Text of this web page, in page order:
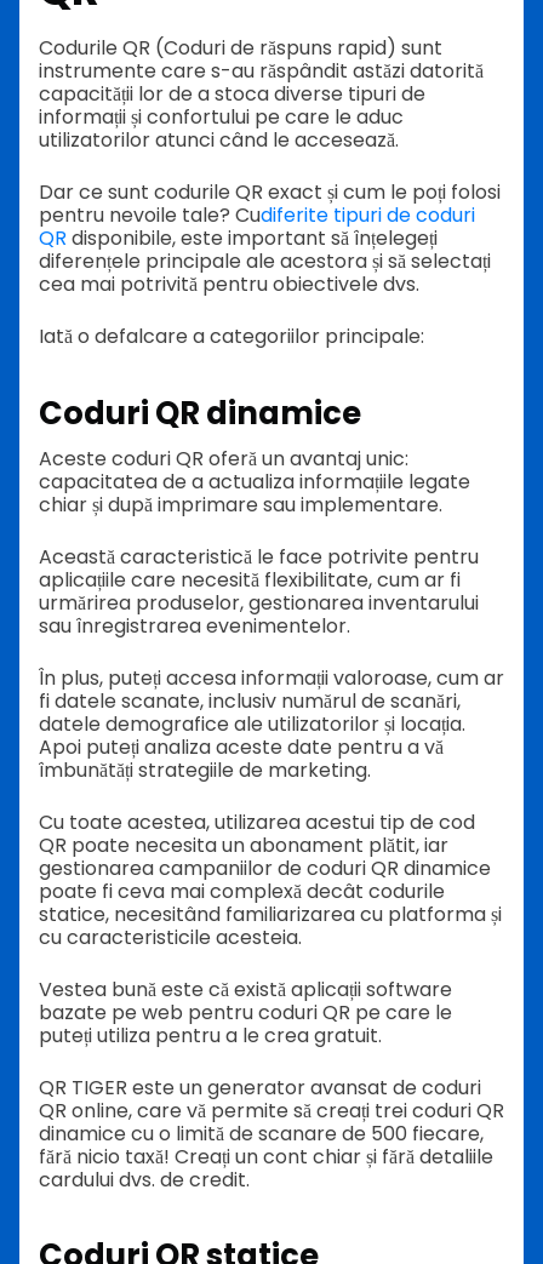
Codurile QR (Coduri de răspuns rapid) sunt
instrumente care s-au răspândit astăzi datorită
capacității lor de a stoca diverse tipuri de
informații și confortului pe care le aduc
utilizatorilor atunci când le accesează.
Dar ce sunt codurile QR exact și cum le poți folosi
pentru nevoile tale? Cudiferite tipuri de coduri
QR disponibile, este important să înțelegeți
diferențele principale ale acestora și să selectați
cea mai potrivită pentru obiectivele dvs.
Iată o defalcare a categoriilor principale:
Coduri QR dinamice
Aceste coduri QR oferă un avantaj unic:
capacitatea de a actualiza informațiile legate
chiar și după imprimare sau implementare.
Această caracteristică le face potrivite pentru
aplicațiile care necesită flexibilitate, cum ar fi
urmărirea produselor, gestionarea inventarului
sau înregistrarea evenimentelor.
În plus, puteți accesa informații valoroase, cum ar
fi datele scanate, inclusiv numărul de scanări,
datele demografice ale utilizatorilor și locația.
Apoi puteți analiza aceste date pentru a vă
îmbunătăți strategiile de marketing.
Cu toate acestea, utilizarea acestui tip de cod
QR poate necesita un abonament plătit, iar
gestionarea campaniilor de coduri QR dinamice
poate fi ceva mai complexă decât codurile
statice, necesitând familiarizarea cu platforma și
cu caracteristicile acesteia.
Vestea bună este că există aplicații software
bazate pe web pentru coduri QR pe care le
puteți utiliza pentru a le crea gratuit.
QR TIGER este un generator avansat de coduri
QR online, care vă permite să creați trei coduri QR
dinamice cu o limită de scanare de 500 fiecare,
fără nicio taxă! Creați un cont chiar și fără detaliile
cardului dvs. de credit.